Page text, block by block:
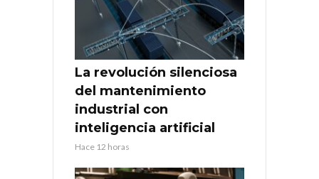
La revolución silenciosa
del mantenimiento
industrial con
inteligencia artificial
Hace 12 horas